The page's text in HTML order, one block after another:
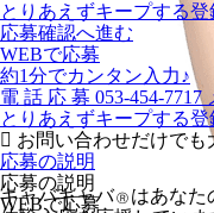
キャバキャバⓇ はあなた
とりあえずキープする登
応募確認へ進む
WEBで応募
約1分でカンタン入力♪
電 話 応 募 053-454-7717
とりあえずキープする登
お問い合わせだけで
応募の説明
応募の説明
WEBで応募